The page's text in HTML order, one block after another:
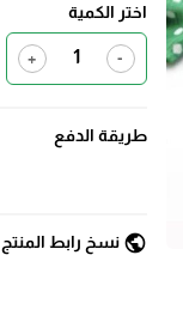
اختر الكمية
-
+
طريقة الدفع
public نسخ رابط المنتج